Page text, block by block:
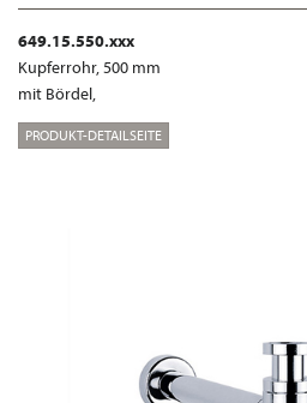
649.15.550.xxx
Kupferrohr, 500 mm
mit Bördel,
PRODUKT-DETAILSEITE